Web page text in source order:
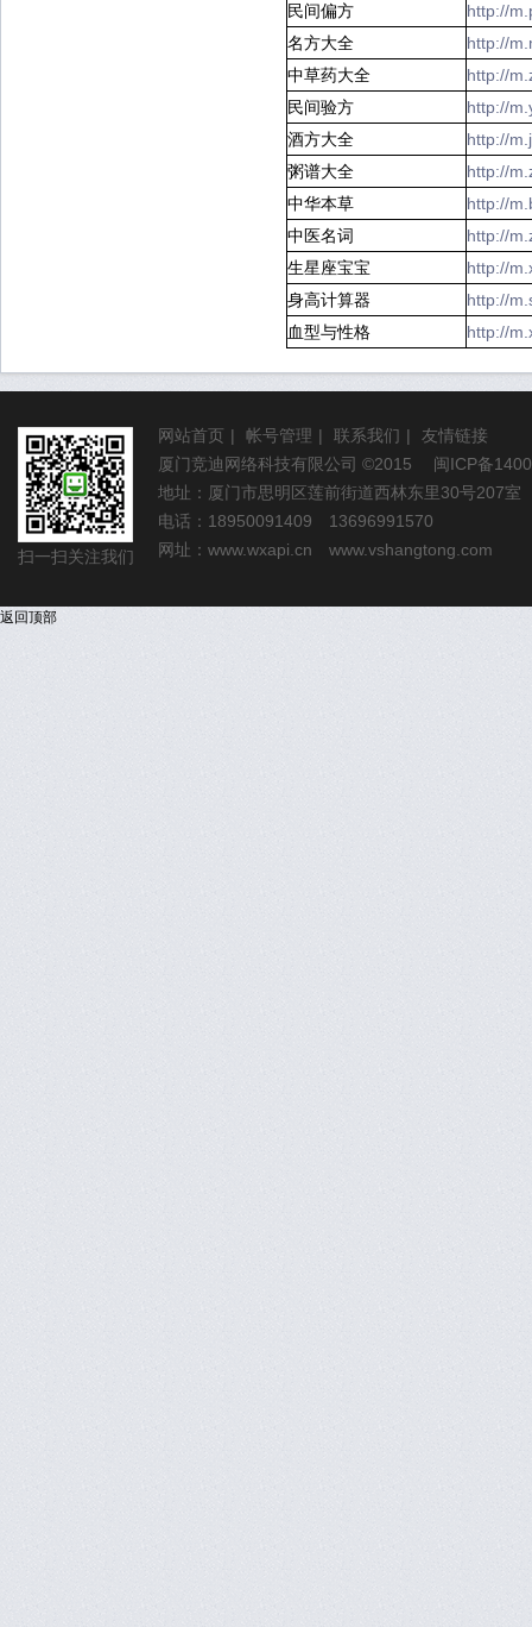
民间偏方
http://
名方大全
http://
中草药大全
http://
民间验方
http://
酒方大全
http://
粥谱大全
http://
中华本草
http://
中医名词
http://
生星座宝宝
http://
身高计算器
http://
血型与性格
http://
扫一扫关注我们
网站首页 | 帐号管理 | 联系我们 |
友情链接
厦门竞迪网络科技有限公司 ©2015 闽ICP备
地址：厦门市思明区莲前街道西林东里30号207室
电话：18950091409 13696991570
网址： www.wxapi.cn www.vshangtong.com
返回顶部